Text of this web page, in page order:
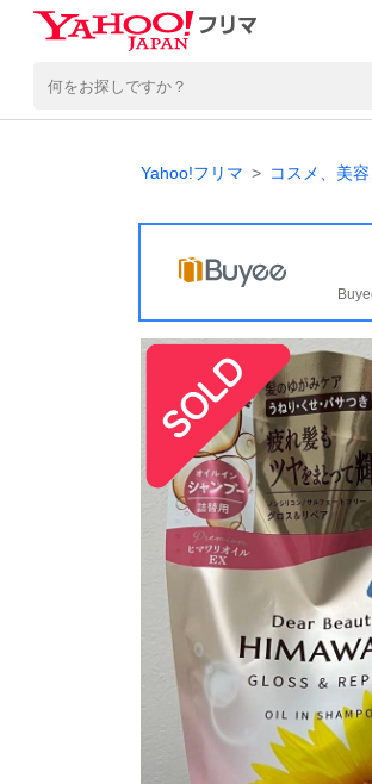
Yahoo!フリマ コスメ、美